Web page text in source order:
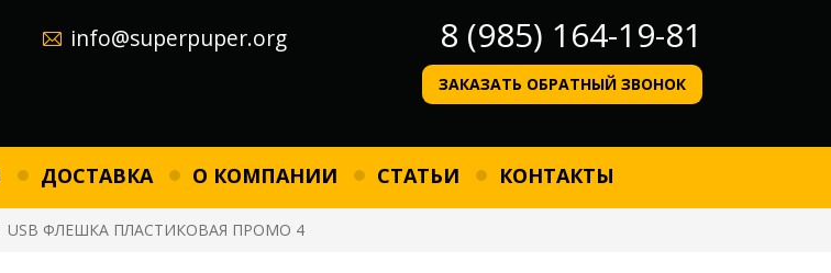
info@superpuper.org 8 (985) 164-19-81
ЗАКАЗАТЬ ОБРАТНЫЙ ЗВОНОК
ДОСТАВКА О КОМПАНИИ СТАТЬИ КОНТАКТЫ
USB ФЛЕШКА ПЛАСТИКОВАЯ ПРОМО 4